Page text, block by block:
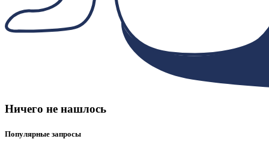
Ничего не нашлось
Популярные запросы